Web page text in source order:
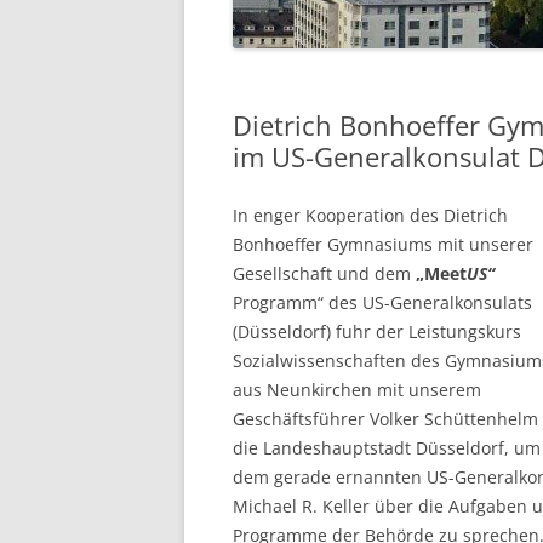
VORSTAND
Dietrich Bonhoeffer
im US-Generalkonsulat
In enger Kooperation des Dietrich
Bonhoeffer Gymnasiums mit unserer
Gesellschaft und dem „MeetUS“
Programm“ des US-Generalkonsulats
(Düsseldorf) fuhr der Leistungskurs
Sozialwissenschaften des
aus Neunkirchen mit unserem
Geschäftsführer Volker Schüttenhelm
die Landeshauptstadt Düsseldorf,
dem gerade ernannten US-
Michael R. Keller über die Aufgaben
Programme der Behörde zu